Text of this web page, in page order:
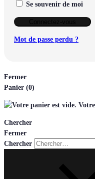
Se souvenir de moi
Mot de passe perdu ?
Fermer
Panier (0)
Chercher
Fermer
Chercher